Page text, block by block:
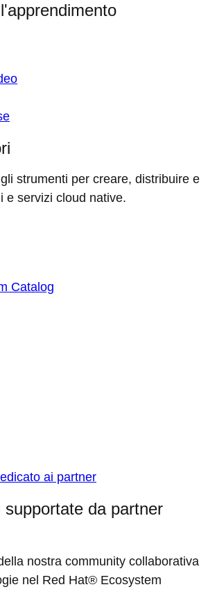
strumenti per creare, distribuire e
e servizi cloud native.
Catalog
ai partner
supportate da partner
nostra community collaborativa
nel Red Hat® Ecosystem